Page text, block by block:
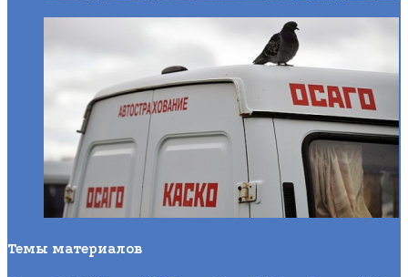
Темы материалов